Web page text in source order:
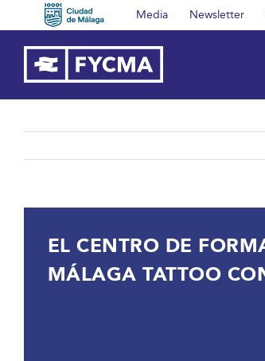
al
contenido
Media Newsletter
EL CENTRO DE
MÁLAGA TATTOO